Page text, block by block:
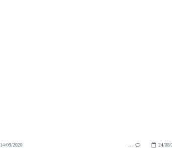
14/09/2020 … 24/08/